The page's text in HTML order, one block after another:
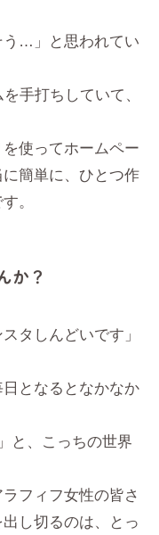
う…」と思われてい
手打ちしていて、
使ってホームペー
簡単に、ひとつ作
。
か？
タしんどいです」
となるとなかなか
と、こっちの世界
フィフ女性の皆さ
し切るのは、とっ